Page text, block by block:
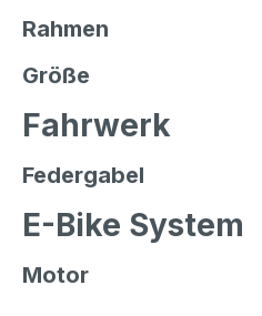
Rahmen
Größe
Fahrwerk
Federgabel
E-Bike System
Motor